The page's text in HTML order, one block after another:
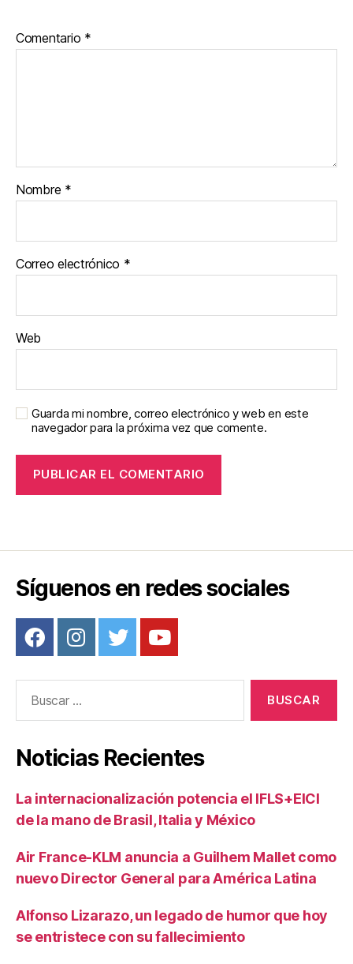
Comentario *
Nombre *
Correo electrónico *
Web
Guarda mi nombre, correo electrónico y web en este
navegador para la próxima vez que comente.
Síguenos en redes sociales
Noticias Recientes
La internacionalización potencia el IFLS+EICI
de la mano de Brasil, Italia y México
Air France-KLM anuncia a Guilhem Mallet como
nuevo Director General para América Latina
Alfonso Lizarazo, un legado de humor que hoy
se entristece con su fallecimiento